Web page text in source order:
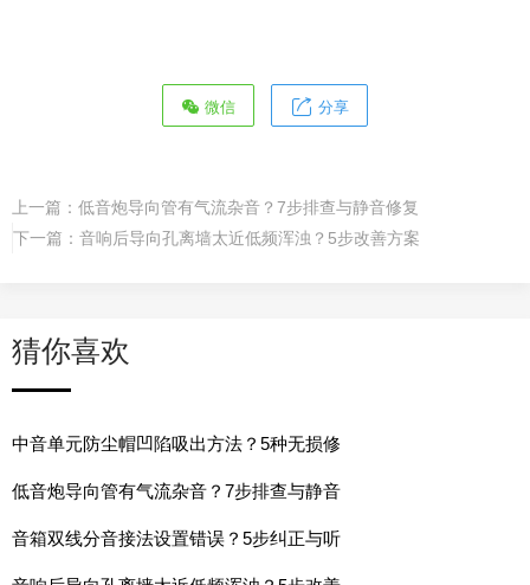
微信 分享
上一篇： 低音炮导向管有气流杂音？7步排查与静音修复
下一篇： 音响后导向孔离墙太近低频浑浊？5步改善方案
猜你喜欢
中音单元防尘帽凹陷吸出方法？5种无损修
低音炮导向管有气流杂音？7步排查与静音
音箱双线分音接法设置错误？5步纠正与听